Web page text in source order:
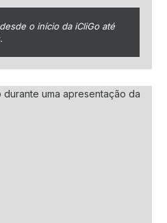
o início da iCliGo até